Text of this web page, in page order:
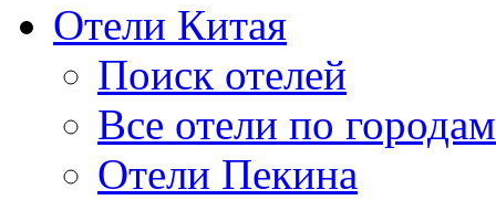
Отели Китая
Поиск отелей
Все отели по городам
Отели Пекина